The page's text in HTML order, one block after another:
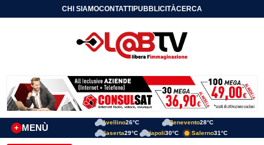
CHI SIAMOCONTATTIPUBBLICITÀCERCA
MENÙ
+
Avellino26°C Benevento28°C
Caserta29°C Napoli30°C Salerno31°C